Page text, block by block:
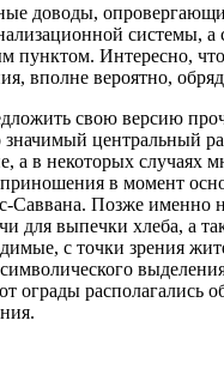
доводы,
системы,
пунктом. Интересно,
вполне вероятно,
свою версию
центральный
в некоторых
в момент
Саввана. Позже
выпечки хлеба, а
с точки зрения
ограды